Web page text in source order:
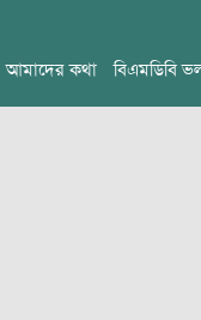
আমাদের কথা বিএমডিবি